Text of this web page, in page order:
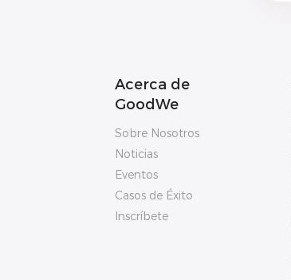
Acerca de
GoodWe
Sobre Nosotros
Noticias
Eventos
Casos de Éxito
Inscríbete